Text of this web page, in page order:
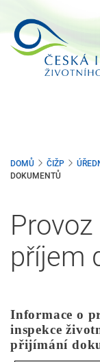
hlavnímu
obsahu
DOMŮ ČIŽP
DOKUMENTŮ
příjem
Informace o
inspekce
přijímání